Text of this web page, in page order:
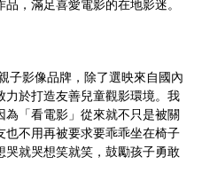
，滿足喜愛電影的在地影迷。
子影像品牌，除了選映來自國內
於打造友善兒童觀影環境。我
「看電影」從來就不只是被關
不用再被要求要乖乖坐在椅子
就哭想笑就笑，鼓勵孩子勇敢